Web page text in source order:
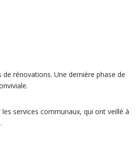
rénovations. Une dernière phase de
services communaux, qui ont veillé à